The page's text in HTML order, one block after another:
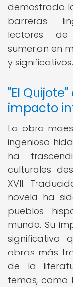
demostrado
barreras
lectores de
sumerjan en
y significativos.
"El
impacto
La obra
ingenioso
ha
culturales
XVII.
novela ha
pueblos
mundo. Su
significativo
obras más
de la
temas,